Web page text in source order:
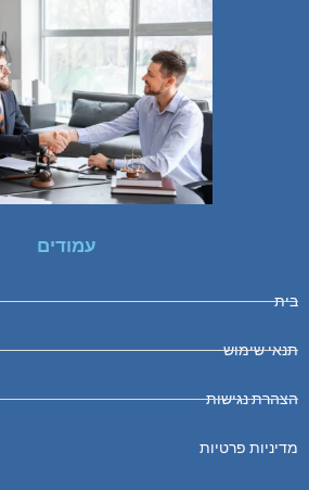
עמודים
בית
תנאי שימוש
הצהרת נגישות
מדיניות פרטיות